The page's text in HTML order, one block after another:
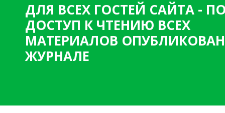
ДЛЯ ВСЕХ ГОСТЕЙ САЙТА -
ДОСТУП К ЧТЕНИЮ ВСЕХ
МАТЕРИАЛОВ
ЖУРНАЛЕ